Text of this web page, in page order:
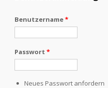
Benutzername*
Passwort *
Neues Passwort anfordern